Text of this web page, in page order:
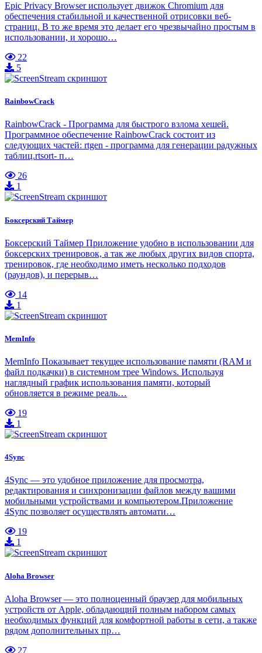
Epic Privacy Browser использует движок Chromium для
обеспечения стабильной и качественной отрисовки веб-
страниц. В то же время это делает его чрезвычайно простым в
использовании, и хорошо…
22
5
RainbowCrack
RainbowCrack - Программа для быстрого взлома хешей.
Программное обеспечение RainbowCrack состоит из
следующих частей: rtgen - программа для генерации радужных
таблиц.rtsort- п…
26
1
Боксерский Таймер
Боксерский Таймер Приложение удобно в использовании для
боксерских тренировок, а так же любых других видов спорта,
тренировок, где необходимо иметь несколько подходов
(раундов), и перерыв…
14
1
MemInfo
MemInfo Показывает текущее использование памяти (RAM и
файл подкачки) в системном трее Windows. Используя
наглядный график использования памяти, который
обновляется в режиме реаль…
19
1
4Sync
4Sync — это удобное приложение для просмотра,
редактирования и синхронизации файлов между вашими
мобильными устройствами и компьютером.Приложение
4Sync позволяет осуществлять автомати…
19
1
Aloha Browser
Aloha Browser — это полноценный браузер для мобильных
устройств от Apple, обладающий полным набором самых
необходимых функций для комфортной работы в сети, а также
рядом дополнительных пр…
27